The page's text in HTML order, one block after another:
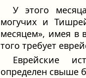
У этого
могучих и
месяцем», имея в
того требует
Еврейские
определен свыше